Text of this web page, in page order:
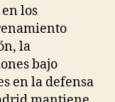
los
la
bajo
en la defensa